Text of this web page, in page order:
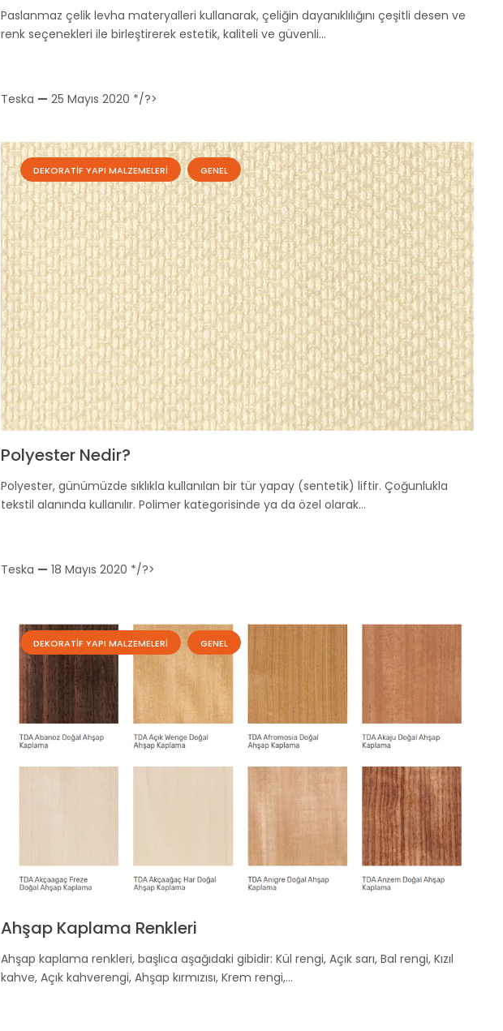
Paslanmaz çelik levha materyalleri kullanarak, çeliğin dayanıklılığını çeşitli desen ve
renk seçenekleri ile birleştirerek estetik, kaliteli ve güvenli…
Teska — 25 Mayıs 2020 */?>
DEKORATIF YAPI MALZEMELERI GENEL
Polyester Nedir?
Polyester, günümüzde sıklıkla kullanılan bir tür yapay (sentetik) liftir. Çoğunlukla
tekstil alanında kullanılır. Polimer kategorisinde ya da özel olarak…
Teska — 18 Mayıs 2020 */?>
DEKORATIF YAPI MALZEMELERI GENEL
Ahşap Kaplama Renkleri
Ahşap kaplama renkleri, başlıca aşağıdaki gibidir: Kül rengi, Açık sarı, Bal rengi, Kızıl
kahve, Açık kahverengi, Ahşap kırmızısı, Krem rengi,…